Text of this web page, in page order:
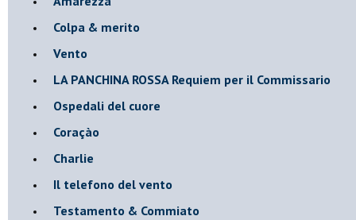
Colpa & merito
Vento
​LA PANCHINA ROSSA Requiem per il Commissario
Ospedali del cuore
Coraçào
Charlie
Il telefono del vento
Testamento & Commiato